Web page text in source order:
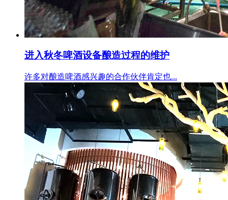
进入秋冬啤酒设备酿造过程的维护
许多对酿造啤酒感兴趣的合作伙伴肯定也...